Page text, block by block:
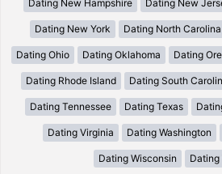
Dating New Hampshire Dating New
Dating New York Dating North Carolina
Dating Ohio Dating Oklahoma Dating
Dating Rhode Island Dating South
Dating Tennessee Dating Texas
Dating Virginia Dating Washington
Dating Wisconsin Dating